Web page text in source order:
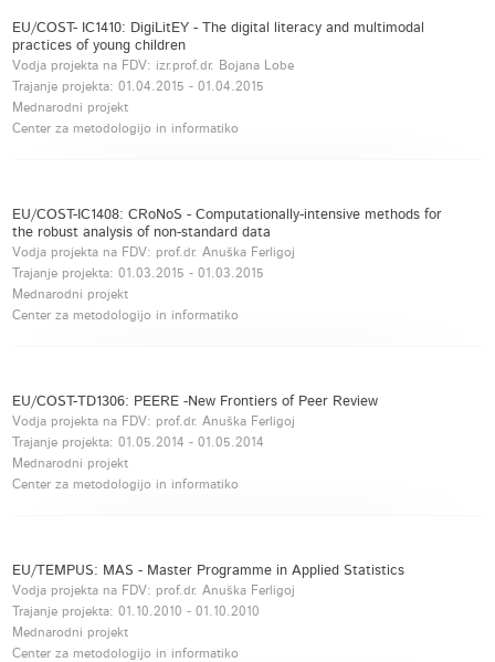
EU/COST- IC1410: DigiLitEY - The digital literacy and multimodal
practices of young children
Vodja projekta na FDV: izr.prof.dr. Bojana Lobe
Trajanje projekta:01.04.2015 -01.04.2015
Mednarodni projekt
Center za metodologijo in informatiko
EU/COST-IC1408: CRoNoS - Computationally-intensive methods for
the robust analysis of non-standard data
Vodja projekta na FDV: prof.dr. Anuška Ferligoj
Trajanje projekta:01.03.2015 -01.03.2015
Mednarodni projekt
Center za metodologijo in informatiko
EU/COST-TD1306: PEERE -New Frontiers of Peer Review
Vodja projekta na FDV: prof.dr. Anuška Ferligoj
Trajanje projekta:01.05.2014 -01.05.2014
Mednarodni projekt
Center za metodologijo in informatiko
EU/TEMPUS: MAS - Master Programme in Applied Statistics
Vodja projekta na FDV: prof.dr. Anuška Ferligoj
Trajanje projekta:01.10.2010 -01.10.2010
Mednarodni projekt
Center za metodologijo in informatiko